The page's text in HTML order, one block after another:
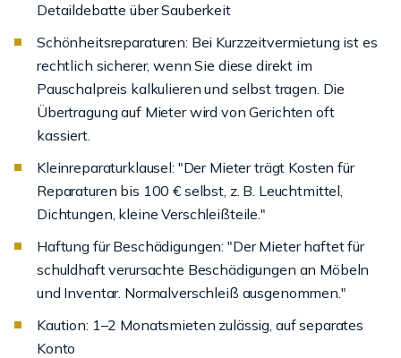
Detaildebatte über Sauberkeit
Schönheitsreparaturen: Bei Kurzzeitvermietung ist es
rechtlich sicherer, wenn Sie diese direkt im
Pauschalpreis kalkulieren und selbst tragen. Die
Übertragung auf Mieter wird von Gerichten oft
kassiert.
Kleinreparaturklausel: "Der Mieter trägt Kosten für
Reparaturen bis 100 € selbst, z. B. Leuchtmittel,
Dichtungen, kleine Verschleißteile."
Haftung für Beschädigungen: "Der Mieter haftet für
schuldhaft verursachte Beschädigungen an Möbeln
und Inventar. Normalverschleiß ausgenommen."
Kaution: 1–2 Monatsmieten zulässig, auf separates
Konto